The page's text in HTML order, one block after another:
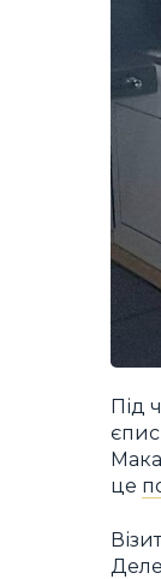
Під
це